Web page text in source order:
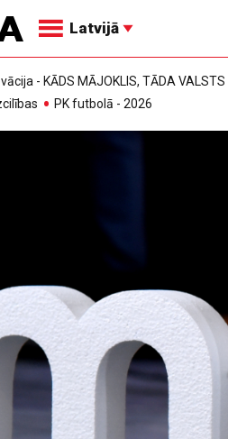
Latvijā
- KĀDS MĀJOKLIS, TĀDA VALSTS
PK futbolā - 2026